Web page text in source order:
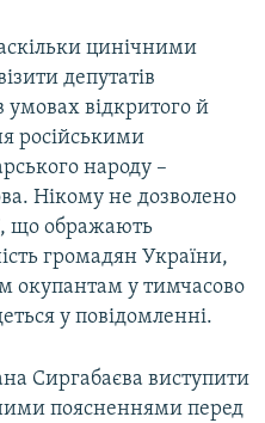
цинічними
депутатів
відкритого й
російськими
народу –
Нікому не дозволено
що ображають
громадян України,
окупантам у тимчасово
у повідомленні.
Сиргабаєва виступити
поясненнями перед